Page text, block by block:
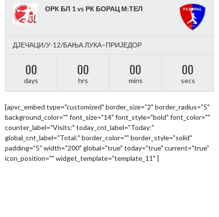
ОРК БЛ 1 vs РК БОРАЦ М:ТЕЛ
ДЈЕЧАЦИ/У-12/БАЊА ЛУКА–ПРИЈЕДОР
00
days
00
hrs
00
mins
00
secs
[apvc_embed type="customized" border_size="2" border_radius="5"
background_color="" font_size="14" font_style="bold" font_color=""
counter_label="Visits:" today_cnt_label="Today:"
global_cnt_label="Total:" border_color="" border_style="solid"
padding="5" width="200" global="true" today="true" current="true"
icon_position="" widget_template="template_11" ]